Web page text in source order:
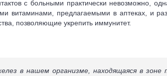
с больными практически невозможно,
витаминами, предлагаемыми в аптеках, и
позволяющие укрепить иммунитет.
в нашем организме, находящаяся в зоне